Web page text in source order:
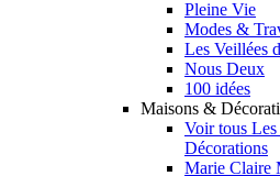
Pleine Vie
Modes &
Les Veillées
Nous Deux
100 idées
Maisons &
Voir tous
Décorations
Marie Claire